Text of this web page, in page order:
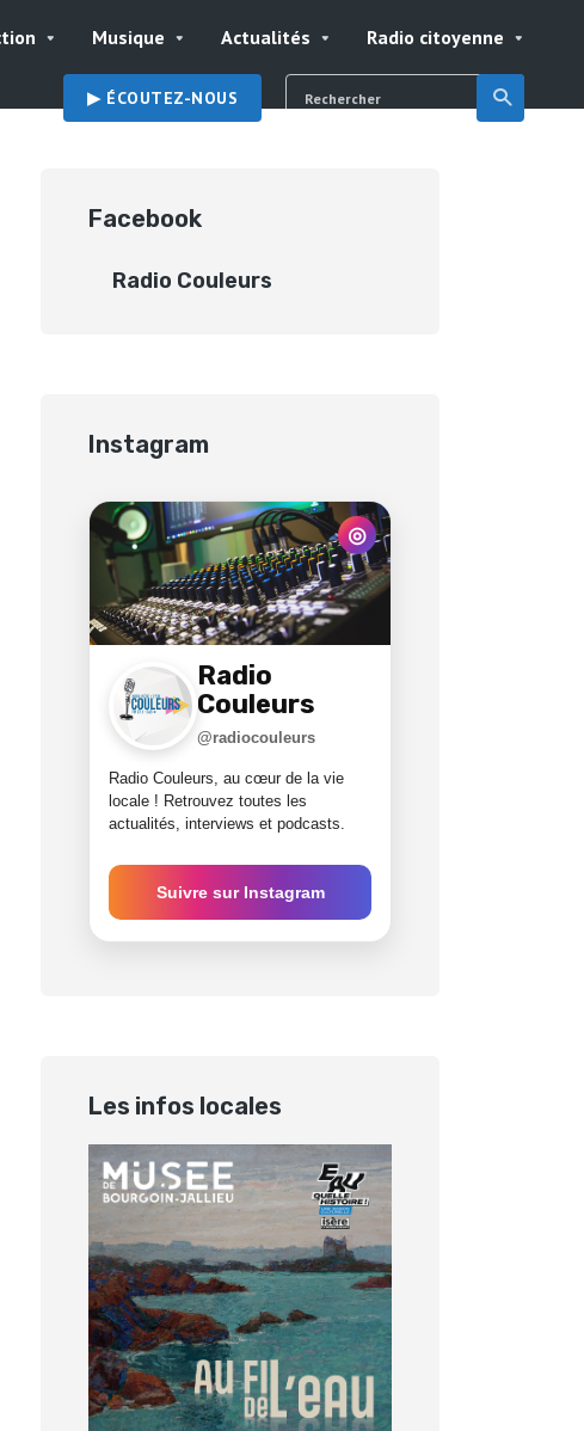
Musique Actualités Radio citoyenne
▶︎ ÉCOUTEZ-NOUS
Facebook
Radio Couleurs
Instagram
◎
Radio
Couleurs
@radiocouleurs
Radio Couleurs, au cœur de la vie
locale ! Retrouvez toutes les
actualités, interviews et podcasts.
Suivre sur Instagram
Les infos locales